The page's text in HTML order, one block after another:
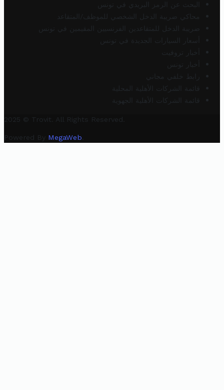
البحث عن الرمز البريدي في تونس
محاكي ضريبة الدخل الشخصي للموظف/المتقاعد
ضريبة الدخل للمتقاعدين الفرنسيين المقيمين في تونس
أسعار السيارات الجديدة في تونس
أخبار تروفيت
أخبار تونس
رابط خلفي مجاني
قائمة الشركات الأهلية المحلية
قائمة الشركات الأهلية الجهوية
2025 © Trovit. All Rights Reserved.
Powered By MegaWeb